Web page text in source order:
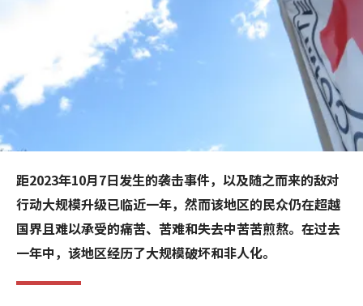
距2023年10月7日发生的袭击事件，以及随之而来的敌对
行动大规模升级已临近一年，然而该地区的民众仍在超越
国界且难以承受的痛苦、苦难和失去中苦苦煎熬。在过去
一年中，该地区经历了大规模破坏和非人化。